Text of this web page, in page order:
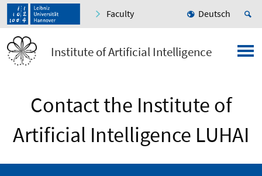
Faculty Deutsch
Institute of Artificial Intelligence
Contact the Institute of
Artificial Intelligence LUHAI